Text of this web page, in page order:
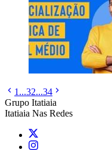
1 ...32...34
Grupo Itatiaia
Itatiaia Nas Redes